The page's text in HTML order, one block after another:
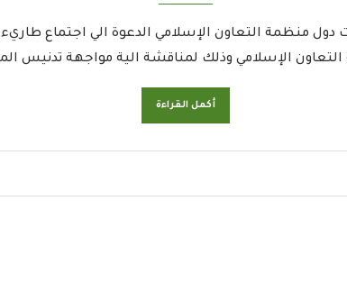
دول منظمة التعاون الإسلامي الدعوة الي اجتماع
التعاون الإسلامي وذلك لمناقشة الية مواجهة تدنيس
أكمل القراءة